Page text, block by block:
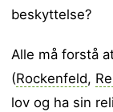
beskyttelse?
Alle må forstå
(Rockenfeld,
lov og ha sin